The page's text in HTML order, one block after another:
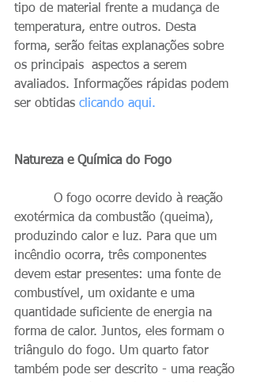
tipo de material frente a mudança de
temperatura, entre outros. Desta
forma, serão feitas explanações sobre
os principais  aspectos a serem
avaliados. Informações rápidas podem
ser obtidas clicando aqui.
Natureza e Química do Fogo
exotérmica da combustão (queima),
produzindo calor e luz. Para que um
incêndio ocorra, três componentes
devem estar presentes: uma fonte de
combustível, um oxidante e uma
quantidade suficiente de energia na
forma de calor. Juntos, eles formam o
triângulo do fogo. Um quarto fator
também pode ser descrito - uma reação